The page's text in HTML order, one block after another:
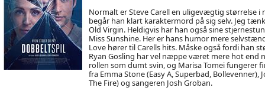
Normalt er Steve Carell en uligevægtig størrelse
begår han klart karaktermord på sig selv. Jeg
Old Virgin. Heldigvis har han også sine
Miss Sunshine. Her er hans humor mere
Love hører til Carells hits. Måske også fordi han
Ryan Gosling har vel næppe været mere hot end
rollen som dumt svin, og Marisa Tomei
fra Emma Stone (Easy A, Superbad,
The Fire) og sangeren Josh Groban.